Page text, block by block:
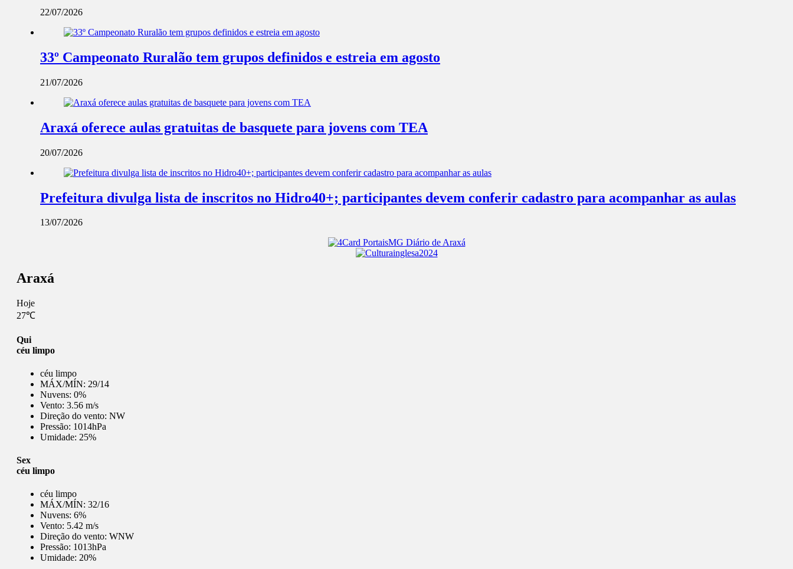
22/07/2026
33º Campeonato Ruralão tem grupos definidos e estreia em agosto
21/07/2026
Araxá oferece aulas gratuitas de basquete para jovens com TEA
20/07/2026
Prefeitura divulga lista de inscritos no Hidro40+; participantes devem conferir cadastro para acompanhar as aulas
13/07/2026
Araxá
Hoje
27℃
Qui
céu limpo
céu limpo
MÁX/MÍN: 29/14
Nuvens: 0%
Vento: 3.56 m/s
Direção do vento: NW
Pressão: 1014hPa
Umidade: 25%
Sex
céu limpo
céu limpo
MÁX/MÍN: 32/16
Nuvens: 6%
Vento: 5.42 m/s
Direção do vento: WNW
Pressão: 1013hPa
Umidade: 20%